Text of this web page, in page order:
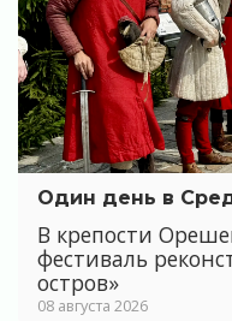
Один день в
В крепости
фестиваль
остров»
08 августа 2026